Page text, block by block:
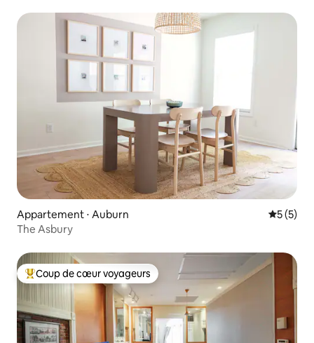
Appartement ⋅ Auburn
5 (5)
The Asbury
Coups de cœur voyageurs les plus appréciés
Coup de cœur voyageurs